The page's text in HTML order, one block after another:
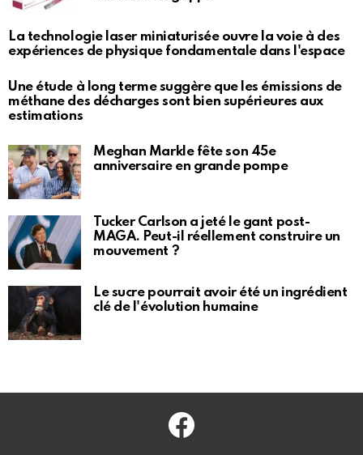
La technologie laser miniaturisée ouvre la voie à des
expériences de physique fondamentale dans l'espace
Une étude à long terme suggère que les émissions de
méthane des décharges sont bien supérieures aux
estimations
Meghan Markle fête son 45e
anniversaire en grande pompe
Tucker Carlson a jeté le gant post-
MAGA. Peut-il réellement construire un
mouvement ?
Le sucre pourrait avoir été un ingrédient
clé de l'évolution humaine
Facebook